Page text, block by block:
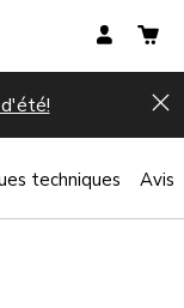
techniques Avis